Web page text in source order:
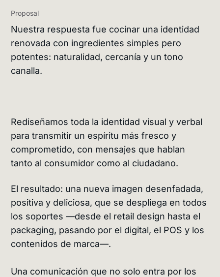
Proposal
Nuestra respuesta fue cocinar una identidad
renovada con ingredientes simples pero
potentes: naturalidad, cercanía y un tono
canalla.
Rediseñamos toda la identidad visual y verbal
para transmitir un espíritu más fresco y
comprometido, con mensajes que hablan
tanto al consumidor como al ciudadano.
El resultado: una nueva imagen desenfadada,
positiva y deliciosa, que se despliega en todos
los soportes —desde el retail design hasta el
packaging, pasando por el digital, el POS y los
contenidos de marca—.
Una comunicación que no solo entra por los